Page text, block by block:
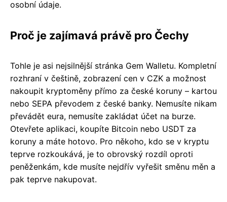
osobní údaje.
Proč je zajímavá právě pro Čechy
Tohle je asi nejsilnější stránka Gem Walletu. Kompletní
rozhraní v češtině, zobrazení cen v CZK a možnost
nakoupit kryptoměny přímo za české koruny – kartou
nebo SEPA převodem z české banky. Nemusíte nikam
převádět eura, nemusíte zakládat účet na burze.
Otevřete aplikaci, koupíte Bitcoin nebo USDT za
koruny a máte hotovo. Pro někoho, kdo se v kryptu
teprve rozkoukává, je to obrovský rozdíl oproti
peněženkám, kde musíte nejdřív vyřešit směnu měn a
pak teprve nakupovat.